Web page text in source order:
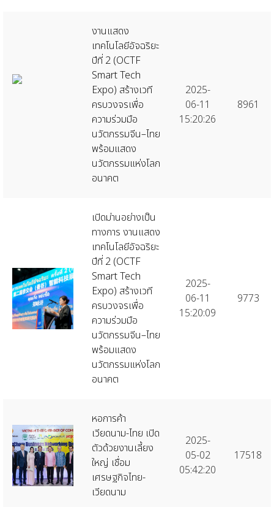
งานแสดง
เทคโนโลยีอัจฉริยะ
ปีที่ 2 (OCTF
Smart Tech
Expo) สร้างเวที
ครบวงจรเพื่อ
ความร่วมมือ
นวัตกรรมจีน–ไทย
พร้อมแสดง
นวัตกรรมแห่งโลก
อนาคต
2025-
06-11
15:20:26
8961
เปิดม่านอย่างเป็น
ทางการ งานแสดง
เทคโนโลยีอัจฉริยะ
ปีที่ 2 (OCTF
Smart Tech
Expo) สร้างเวที
ครบวงจรเพื่อ
ความร่วมมือ
นวัตกรรมจีน–ไทย
พร้อมแสดง
นวัตกรรมแห่งโลก
อนาคต
2025-
06-11
15:20:09
9773
หอการค้า
เวียดนาม-ไทย เปิด
ตัวด้วยงานเลี้ยง
ใหญ่ เชื่อม
เศรษฐกิจไทย-
เวียดนาม
2025-
05-02
05:42:20
17518